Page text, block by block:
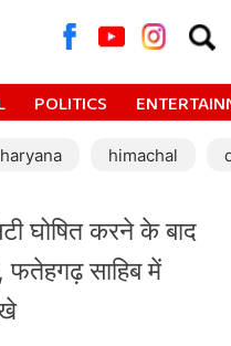
for:
POLITICS
haryana himachal
घोषित करने के बाद
फतेहगढ़ साहिब में